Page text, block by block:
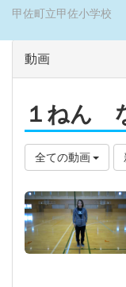
甲佐町立甲佐小学校
動画
１ねん
全ての動画